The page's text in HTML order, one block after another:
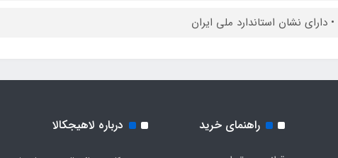
• دارای نشان استاندارد ملی ایران
راهنمای خرید درباره لاهیجکالا